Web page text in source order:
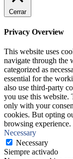
Cerrar
Privacy Overview
This website uses
navigate through the
categorized as
essential for the
also use third-party
you use this website.
only with your
cookies. But opting
browsing experience.
Necessary
Necessary
Siempre activado